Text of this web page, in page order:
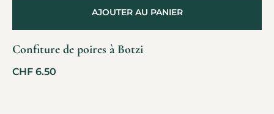
Confiture de poires à Botzi
CHF 6.50
AJOUTER AU PANIER